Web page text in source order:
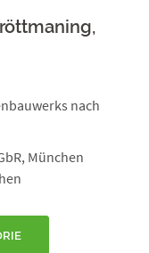
nach
München